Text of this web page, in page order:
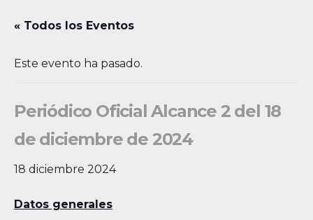
« Todos los Eventos
Este evento ha pasado.
Periódico Oficial Alcance 2 del 18
de diciembre de 2024
18 diciembre 2024
Datos generales